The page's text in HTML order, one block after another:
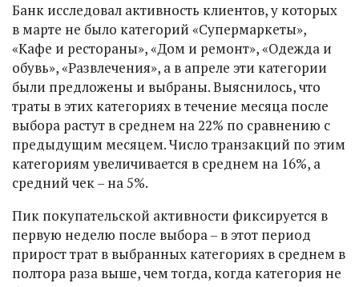
Банк исследовал активность клиентов, у которых
в марте не было категорий «Супермаркеты»,
«Кафе и рестораны», «Дом и ремонт», «Одежда и
обувь», «Развлечения», а в апреле эти категории
были предложены и выбраны. Выяснилось, что
траты в этих категориях в течение месяца после
выбора растут в среднем на 22% по сравнению с
предыдущим месяцем. Число транзакций по этим
категориям увеличивается в среднем на 16%, а
средний чек – на 5%.
Пик покупательской активности фиксируется в
первую неделю после выбора – в этот период
прирост трат в выбранных категориях в среднем в
полтора раза выше, чем тогда, когда категория не